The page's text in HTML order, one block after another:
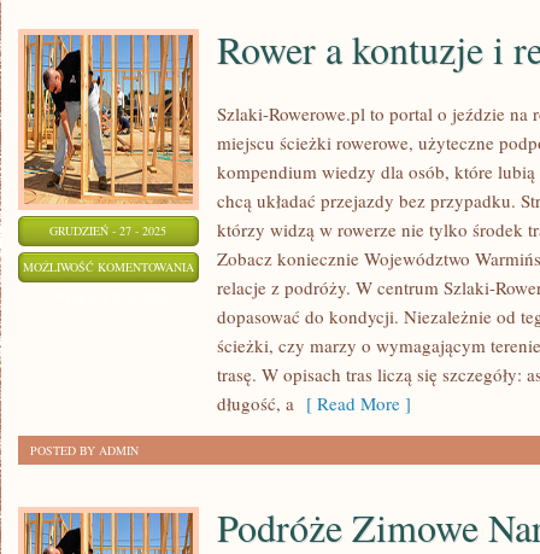
GRUDZIEŃ - 27 - 2025
MOŻLIWOŚĆ KOMENTOWANIA ROWER
KONTUZJE
REHABILITACJA
Rower a kontuzje i
Szlaki-Rowerowe.pl to portal o jeździe na
miejscu ścieżki rowerowe, użyteczne
kompendium wiedzy dla osób, które
chcą układać przejazdy bez przypadku.
którzy widzą w rowerze nie tylko środek
Zobacz koniecznie Województwo
relacje z podróży. W centrum Szlaki-
dopasować do kondycji. Niezależnie od
ścieżki, czy marzy o wymagającym
trasę. W opisach tras liczą się szczegóły:
długość, a [ Read More ]
POSTED BY ADMIN
Podróże Zimowe